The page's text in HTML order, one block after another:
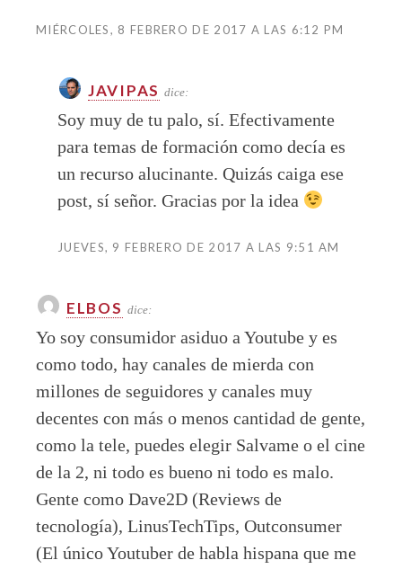
MIÉRCOLES, 8 FEBRERO DE 2017 A LAS 6:12 PM
JAVIPAS dice:
Soy muy de tu palo, sí. Efectivamente
para temas de formación como decía es
un recurso alucinante. Quizás caiga ese
post, sí señor. Gracias por la idea
JUEVES, 9 FEBRERO DE 2017 A LAS 9:51 AM
ELBOS dice:
Yo soy consumidor asiduo a Youtube y es
como todo, hay canales de mierda con
millones de seguidores y canales muy
decentes con más o menos cantidad de gente,
como la tele, puedes elegir Salvame o el cine
de la 2, ni todo es bueno ni todo es malo.
Gente como Dave2D (Reviews de
tecnología), LinusTechTips, Outconsumer
(El único Youtuber de habla hispana que me